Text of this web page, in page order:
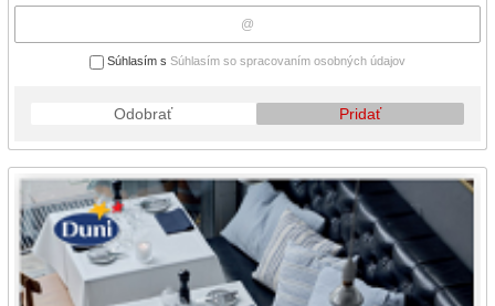
Súhlasím s Súhlasím so spracovaním osobných údajov
Odobrať Pridať